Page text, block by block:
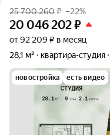
25 700 260₽ –22%
20 046 202₽
от 92 209 ₽ в месяц
28,1 м²
квартира-студия
новостройка есть видео